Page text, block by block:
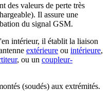
des valeurs de perte très
Il assure une
du signal GSM.
intérieur, il établit la liaison
extérieure ou intérieure,
, ou un coupleur-
(soudés) aux extrémités.